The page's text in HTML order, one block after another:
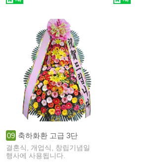
09 축하화환 고급 3단
결혼식, 개업식, 창립기념일
행사에 사용됩니다.